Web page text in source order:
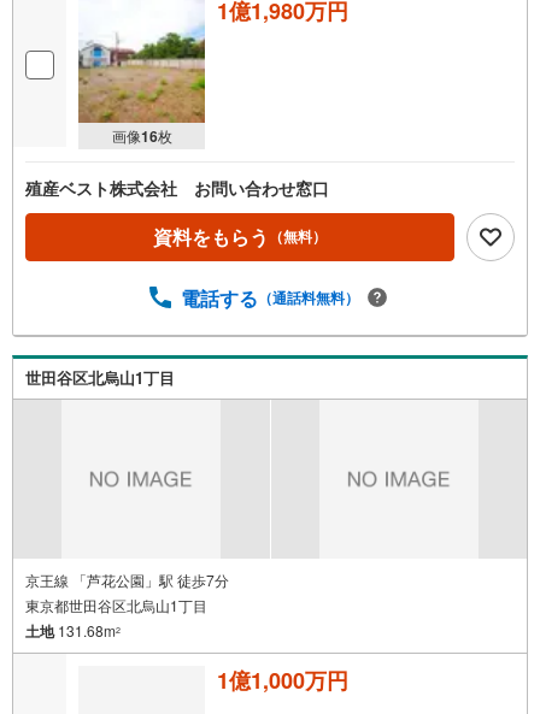
画像16枚
1億1,980万円
殖産ベスト株式会社 お問い合わせ窓口
資料をもらう （無料）
電話する （通話料無料）
世田谷区北烏山1丁目
京王線 「芦花公園」駅 徒歩7分
東京都世田谷区北烏山1丁目
土地131.68m2
1億1,000万円